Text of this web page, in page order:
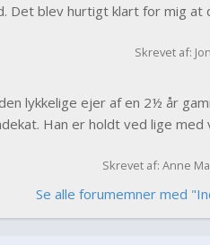
blev hurtigt klart for mig at
Skrevet af:
lykkelige ejer af en 2½ år
Han er holdt ved lige med
Skrevet af: Anne
Se alle forumemner med